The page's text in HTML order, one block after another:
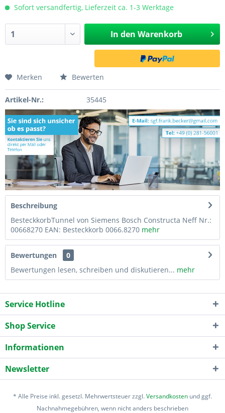
Sofort versandfertig, Lieferzeit ca. 1-3 Werktage
In den Warenkorb
Merken Bewerten
Artikel-Nr.: 35445
Beschreibung
BesteckkorbTunnel von Siemens Bosch Constructa Neff Nr.:
00668270 EAN: Besteckkorb 0066.8270 mehr
Bewertungen
0
Bewertungen lesen, schreiben und diskutieren... mehr
Service Hotline
Shop Service
Informationen
Newsletter
* Alle Preise inkl. gesetzl. Mehrwertsteuer zzgl.Versandkosten und ggf.
Nachnahmegebühren, wenn nicht anders beschrieben